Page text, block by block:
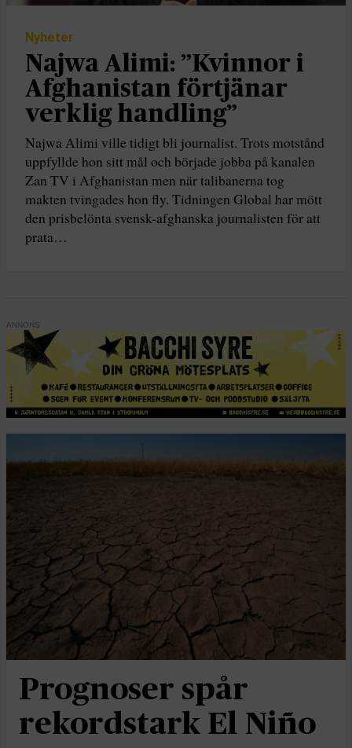
Nyheter
Najwa Alimi: ”Kvinnor i
Afghanistan förtjänar
verklig handling”
Najwa Alimi ville tidigt bli journalist. Trots motstånd
uppfyllde hon sitt mål och började jobba på kanalen
Zan TV i Afghanistan men när talibanerna tog
makten tvingades hon fly. Tidningen Global har mött
den prisbelönta svensk-afghanska journalisten för att
prata…
ANNONS
Prognoser spår
rekordstark El Niño